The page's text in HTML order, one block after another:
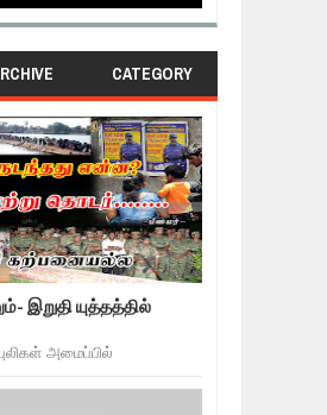
CATEGORY
இறுதி யுத்தத்தில்
அமைப்பில்